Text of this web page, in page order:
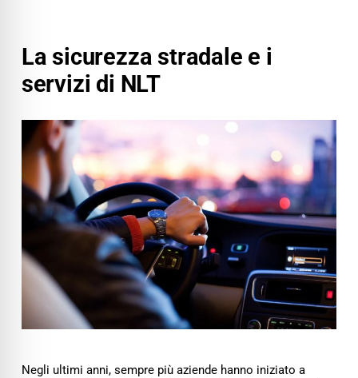
La sicurezza stradale e i
servizi di NLT
Negli ultimi anni, sempre più aziende hanno iniziato a